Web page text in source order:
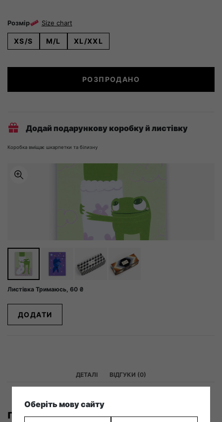
Оберіть мову сайту
Розмір Size chart
XS/S M/L XL/XXL
РОЗПРОДАНО
Додай подарункову коробку й листівку
Коробка вміщає шкарпетки та білизну
Листівка Тримаюсь, 60 ₴
ДОДАТИ
ДЕТАЛІ ВІДГУКИ (0)
Про бренд